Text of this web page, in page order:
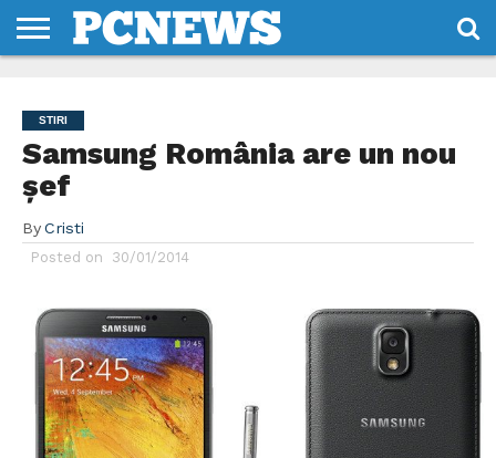
NOI
SI
CONDITII
STIRI
Samsung România are un nou
șef
By Cristi
Posted on 30/01/2014